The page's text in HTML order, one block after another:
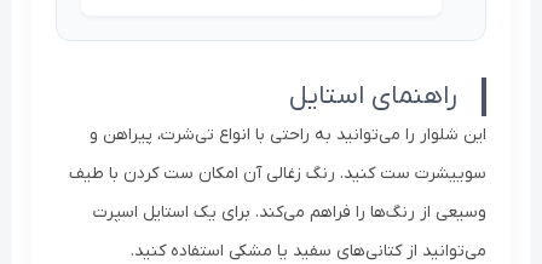
راهنمای استایل
این شلوار را می‌توانید به راحتی با انواع تی‌شرت، پیراهن و
سوییشرت ست کنید. رنگ زغالی آن امکان ست کردن با طیف
وسیعی از رنگ‌ها را فراهم می‌کند. برای یک استایل اسپرت
می‌توانید از کتانی‌های سفید یا مشکی استفاده کنید.